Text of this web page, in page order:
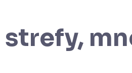
strefy,